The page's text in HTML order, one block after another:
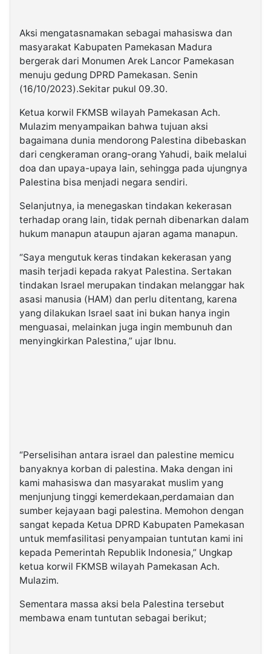
Aksi mengatasnamakan sebagai mahasiswa dan
masyarakat Kabupaten Pamekasan Madura
bergerak dari Monumen Arek Lancor Pamekasan
menuju gedung DPRD Pamekasan. Senin
(16/10/2023).Sekitar pukul 09.30.
Ketua korwil FKMSB wilayah Pamekasan Ach.
Mulazim menyampaikan bahwa tujuan aksi
bagaimana dunia mendorong Palestina dibebaskan
dari cengkeraman orang-orang Yahudi, baik melalui
doa dan upaya-upaya lain, sehingga pada ujungnya
Palestina bisa menjadi negara sendiri.
Selanjutnya, ia menegaskan tindakan kekerasan
terhadap orang lain, tidak pernah dibenarkan dalam
hukum manapun ataupun ajaran agama manapun.
“Saya mengutuk keras tindakan kekerasan yang
masih terjadi kepada rakyat Palestina. Sertakan
tindakan Israel merupakan tindakan melanggar hak
asasi manusia (HAM) dan perlu ditentang, karena
yang dilakukan Israel saat ini bukan hanya ingin
menguasai, melainkan juga ingin membunuh dan
menyingkirkan Palestina,” ujar Ibnu.
“Perselisihan antara israel dan palestine memicu
banyaknya korban di palestina. Maka dengan ini
kami mahasiswa dan masyarakat muslim yang
menjunjung tinggi kemerdekaan,perdamaian dan
sumber kejayaan bagi palestina. Memohon dengan
sangat kepada Ketua DPRD Kabupaten Pamekasan
untuk memfasilitasi penyampaian tuntutan kami ini
kepada Pemerintah Republik Indonesia,” Ungkap
ketua korwil FKMSB wilayah Pamekasan Ach.
Mulazim.
Sementara massa aksi bela Palestina tersebut
membawa enam tuntutan sebagai berikut;